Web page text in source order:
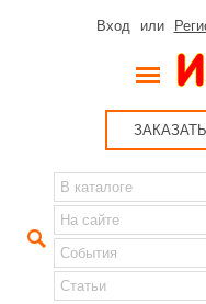
Вход или
ЗАКАЗАТЬ